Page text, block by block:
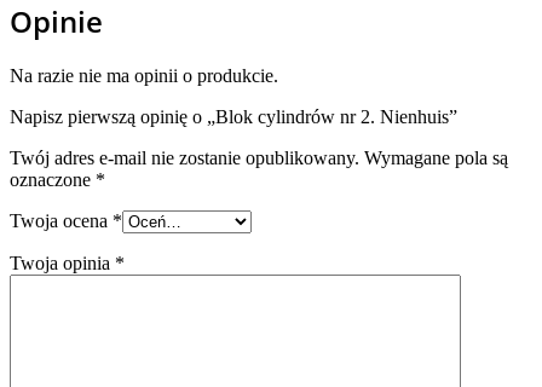
Opinie
Na razie nie ma opinii o produkcie.
Napisz pierwszą opinię o „Blok cylindrów nr 2. Nienhuis”
Twój adres e-mail nie zostanie opublikowany. Wymagane pola są
oznaczone *
Twoja ocena *
Twoja opinia *